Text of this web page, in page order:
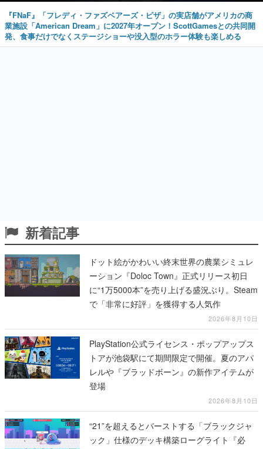
『FNaF』「フレディ・ファズベアーズ・ピザ」の実店舗がアメリカの商
業施設「American Dream」に2027年オープン！ScottGamesとの共同開
発、食事だけでなくステージショーや没入型のホラー体験も楽しめる
新着記事
ドット絵がかわいい終末世界の農業シミュレ
ーション『Doloc Town』正式リリース初日
に“1万5000本”を売り上げる盛況ぶり。Steam
で「非常に好評」を獲得する人気作
2026年8月10日
PlayStation公式ライセンス・ポップアップス
トアが池袋駅にて期間限定で開催。夏のアパ
レルや『ブラッドボーン』の新作アイテムが
登場
2026年8月10日
“21”を超えるとバーストする「ブラックジャ
ック」仕様のデッキ構築ローグライト『必